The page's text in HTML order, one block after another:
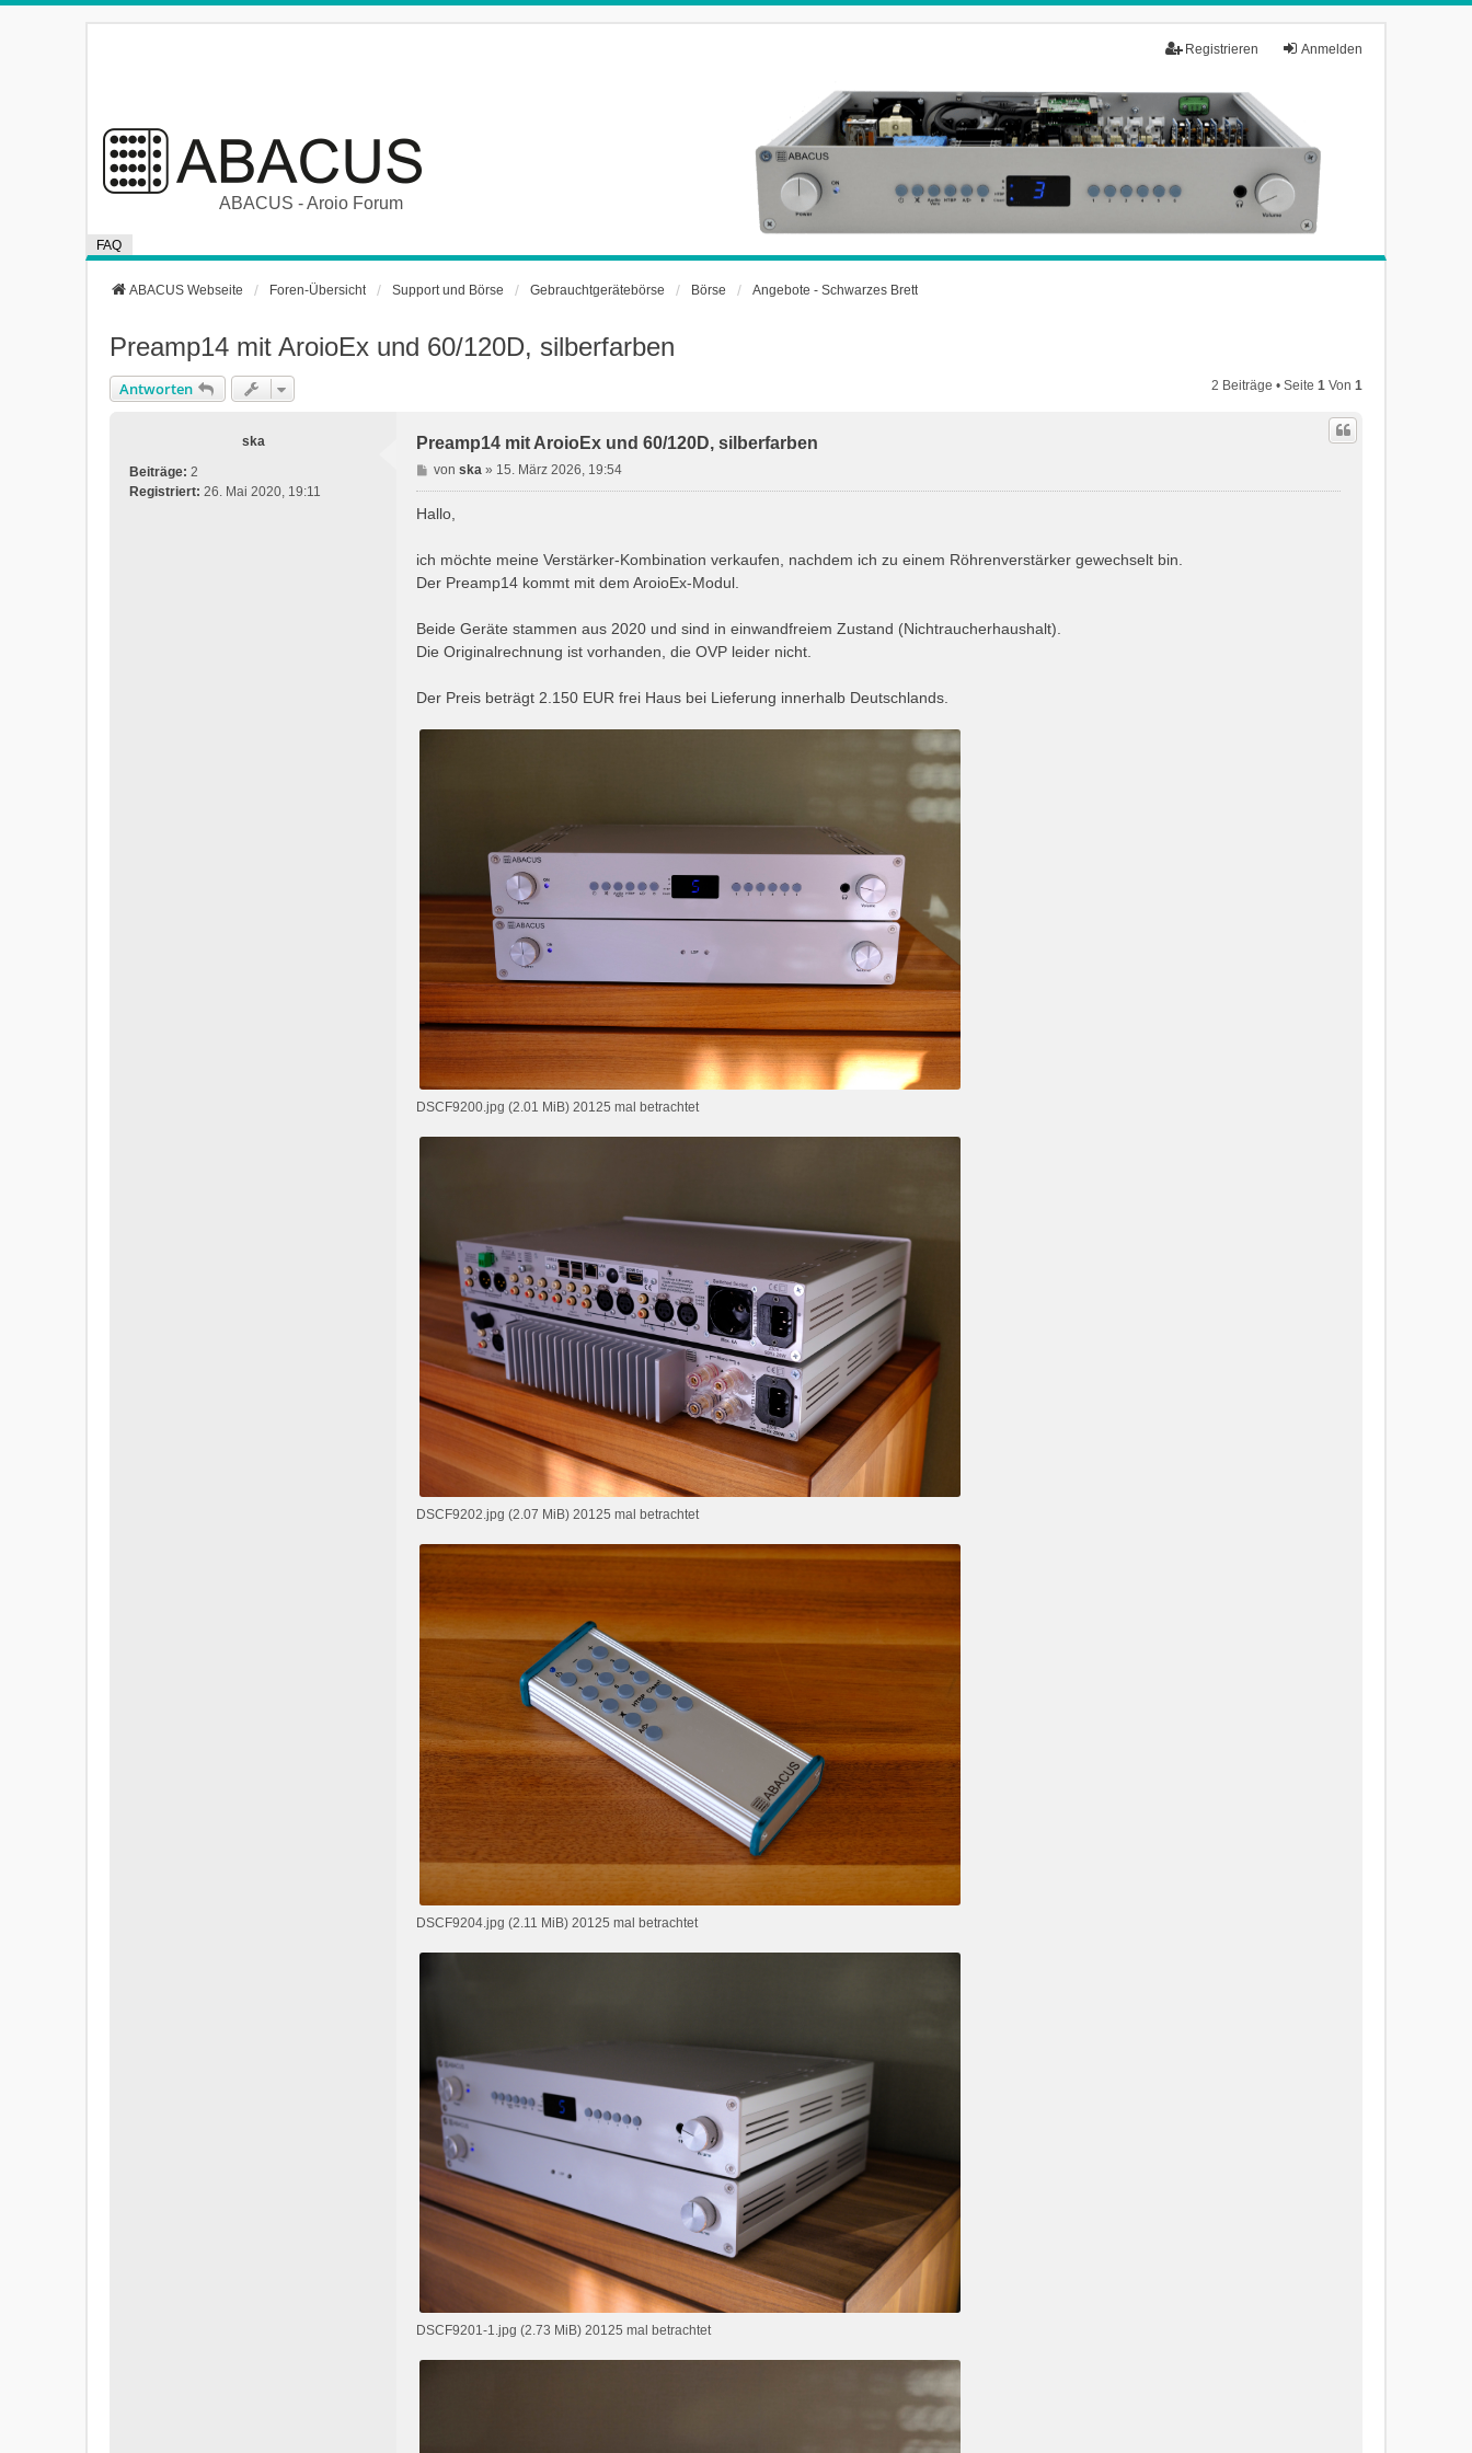
Anmelden
Registrieren
ABACUS - Aroio Forum
FAQ
ABACUS Webseite Foren-Übersicht Support und Börse Gebrauchtgerätebörse Börse Angebote - Schwarzes Brett
Preamp14 mit AroioEx und 60/120D, silberfarben
Antworten 2 Beiträge • Seite 1Von 1
ska
Beiträge: 2
Registriert: 26. Mai 2020, 19:11
Preamp14 mit AroioEx und 60/120D, silberfarben
B
e
a
g
vonska » 15. März 2026, 19:54
Hallo,
ich möchte meine Verstärker-Kombination verkaufen, nachdem ich zu einem Röhrenverstärker gewechselt bin.
Der Preamp14 kommt mit dem AroioEx-Modul.
Beide Geräte stammen aus 2020 und sind in einwandfreiem Zustand (Nichtraucherhaushalt).
Die Originalrechnung ist vorhanden, die OVP leider nicht.
Der Preis beträgt 2.150 EUR frei Haus bei Lieferung innerhalb Deutschlands.
DSCF9200.jpg (2.01 MiB) 20125 mal betrachtet
DSCF9202.jpg (2.07 MiB) 20125 mal betrachtet
DSCF9204.jpg (2.11 MiB) 20125 mal betrachtet
DSCF9201-1.jpg (2.73 MiB) 20125 mal betrachtet